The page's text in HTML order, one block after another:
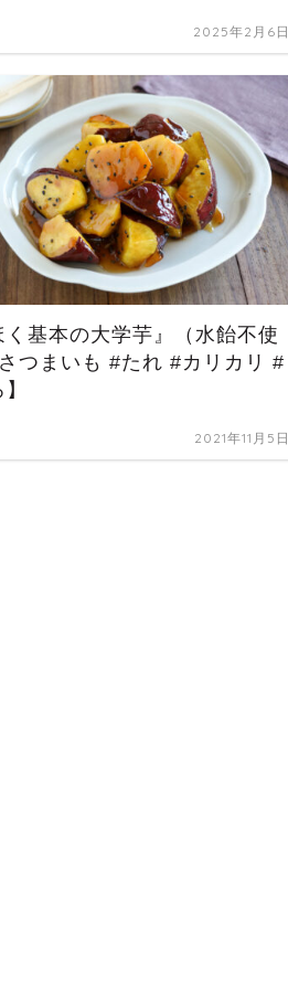
2025年2月6日
く基本の大学芋』（水飴不使
つまいも #たれ #カリカリ #
2021年11月5日